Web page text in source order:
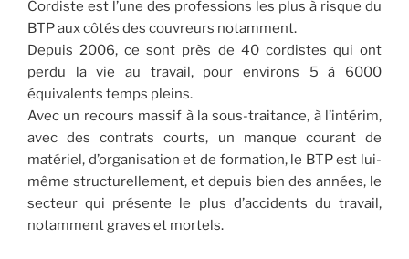
Cordiste est l’une des professions les plus à risque du
BTP aux côtés des couvreurs notamment.
Depuis 2006, ce sont près de 40 cordistes qui ont
perdu la vie au travail, pour environs 5 à 6000
équivalents temps pleins.
Avec un recours massif à la sous-traitance, à l’intérim,
avec des contrats courts, un manque courant de
matériel, d’organisation et de formation, le BTP est lui-
même structurellement, et depuis bien des années, le
secteur qui présente le plus d’accidents du travail,
notamment graves et mortels.